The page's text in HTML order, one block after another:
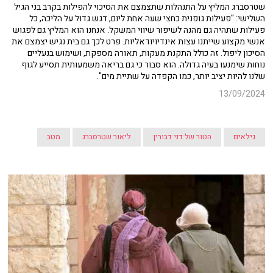
שטרסברג המליץ על התנהלות שתצמצם את הסיכוי להפילות בקרב בני הגיל
השלישי: "פעילות גופנית כחצי שעה אחת ליום, דגש גדול על הליכה, כל
פעילות שתהיה גם מהנה לשיפור שיווי המשקל. אנחנו הוא המליץ גם לפגוש
אנשי מקצוע שייתנו עצות אינדיויודאליות. פרט לכך גם בית נגיש יצמצם את
הסיכון ליפול. זה כולל התקנת מעקות, תאורה מספקת, ושימוש בנעליים
נוחות שימנעו בעיה גדולה. הוא סבור כי גם בריאה משמעותית תסייע לגוף
שלנו להיות יציב יותר, כמו הקפדה על שתיית מים".
13/09/2024
גילאים הטור של דני דבורין ליאור שטרסברג מטב